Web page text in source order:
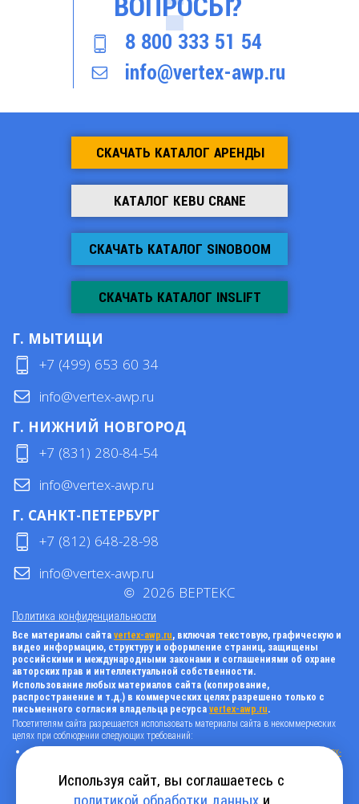
ВОПРОСЫ?
8 800 333 51 54
info@vertex-awp.ru
СКАЧАТЬ КАТАЛОГ АРЕНДЫ
КАТАЛОГ KEBU CRANE
СКАЧАТЬ КАТАЛОГ SINOBOOM
СКАЧАТЬ КАТАЛОГ INSLIFT
Г. МЫТИЩИ
+7 (499) 653 60 34
info@vertex-awp.ru
Г. НИЖНИЙ НОВГОРОД
+7 (831) 280-84-54
info@vertex-awp.ru
Г. САНКТ-ПЕТЕРБУРГ
+7 (812) 648-28-98
info@vertex-awp.ru
Политика конфиденциальности
© 2026 ВЕРТЕКС
Все материалы сайта vertex-awp.ru, включая текстовую, графическую и
видео информацию, структуру и оформление страниц, защищены
российскими и международными законами и соглашениями об охране
авторских прав и интеллектуальной собственности.
Использование любых материалов сайта (копирование,
распространение и т.д.) в коммерческих целях разрешено только с
письменного согласия владельца ресурса vertex-awp.ru.
Посетителям сайта разрешается использовать материалы сайта в некоммерческих
целях при соблюдении следующих требований:
поставить прямую активную гиперссылку на оригинал в виде: «источник
vertex-
системами, т.е. запрещено применять «noindex», «nofollow» и любые другие
способы, нельзя использовать редирект в ссылках;
все ссылки, имеющиеся в тексте материала, должны оставаться в неизменном
Используя сайт, вы соглашаетесь с
политикой обработки данныхи